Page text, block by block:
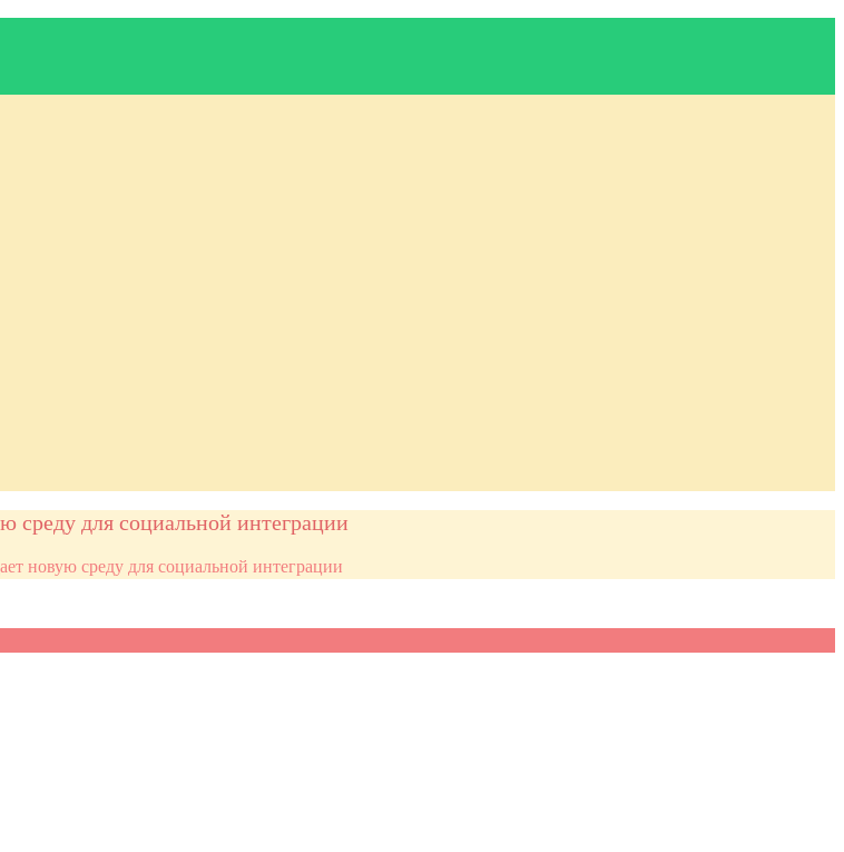
среду для социальной интеграции
новую среду для социальной интеграции